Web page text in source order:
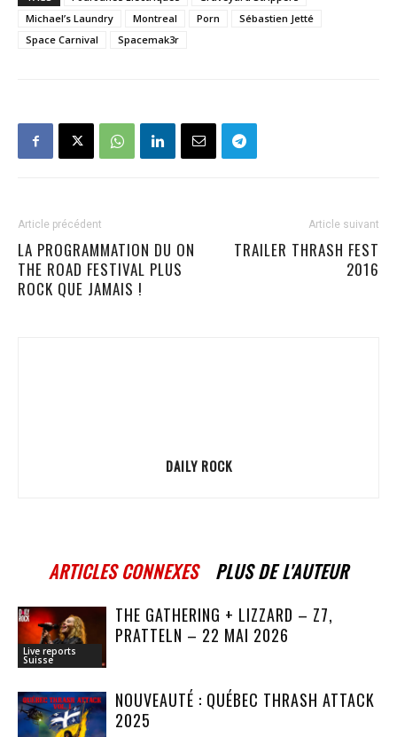
Michael’s Laundry
Montreal Porn
Sébastien Jetté
Space Carnival
Spacemak3r
Article précédent
LA PROGRAMMATION DU ON
THE ROAD FESTIVAL PLUS
ROCK QUE JAMAIS !
Article suivant
TRAILER THRASH FEST
2016
DAILY ROCK
ARTICLES CONNEXES PLUS DE L'AUTEUR
Live reports
Suisse
THE GATHERING + LIZZARD – Z7,
PRATTELN – 22 MAI 2026
NOUVEAUTÉ : QUÉBEC THRASH ATTACK
2025